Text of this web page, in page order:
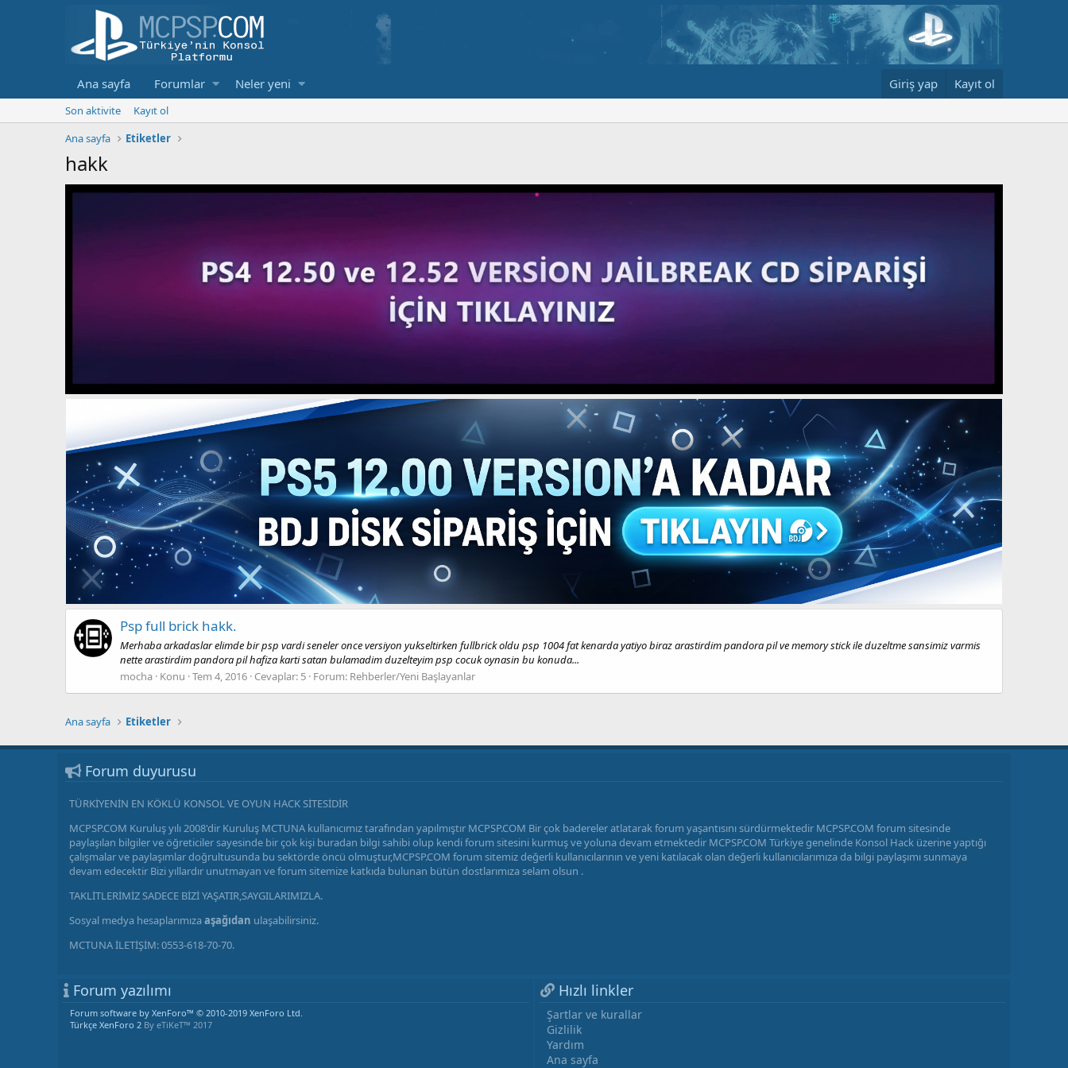
Ana sayfa Forumlar Neler yeni Giriş yap Kayıt ol
Son aktivite
Kayıt ol
Ana sayfa
Etiketler
hakk
Psp full brick hakk.
Merhaba arkadaslar elimde bir psp vardi seneler once versiyon yukseltirken fullbrick oldu psp 1004 fat kenarda yatiyo biraz arastirdim pandora pil ve memory stick ile duzeltme sansimiz varmis
nette arastirdim pandora pil hafiza karti satan bulamadim duzelteyim psp cocuk oynasin bu konuda...
mocha Konu Tem 4, 2016 Cevaplar: 5 Forum: Rehberler/Yeni Başlayanlar
Ana sayfa Etiketler
Forum duyurusu
TÜRKİYENİN EN KÖKLÜ KONSOL VE OYUN HACK SİTESİDİR
MCPSP.COM Kuruluş yılı 2008'dir Kuruluş MCTUNA kullanıcımız tarafından yapılmıştır MCPSP.COM Bir çok badereler atlatarak forum yaşantısını sürdürmektedir MCPSP.COM forum sitesinde
paylaşılan bilgiler ve öğreticiler sayesinde bir çok kişi buradan bilgi sahibi olup kendi forum sitesini kurmuş ve yoluna devam etmektedir MCPSP.COM Türkiye genelinde Konsol Hack üzerine yaptığı
çalışmalar ve paylaşımlar doğrultusunda bu sektörde öncü olmuştur,MCPSP.COM forum sitemiz değerli kullanıcılarının ve yeni katılacak olan değerli kullanıcılarımıza da bilgi paylaşımı sunmaya
devam edecektir Bizi yıllardır unutmayan ve forum sitemize katkıda bulunan bütün dostlarımıza selam olsun .
TAKLİTLERİMİZ SADECE BİZİ YAŞATIR,SAYGILARIMIZLA.
Sosyal medya hesaplarımızaaşağıdan ulaşabilirsiniz.
MCTUNA İLETİŞİM: 0553-618-70-70.
Forum yazılımı
Forum software by XenForo™ © 2010-2019 XenForo Ltd.
Türkçe XenForo 2 By eTiKeT™ 2017
Hızlı linkler
Şartlar ve kurallar
Gizlilik
Yardım
Ana sayfa